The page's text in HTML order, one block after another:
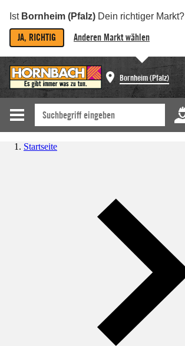
Ist Bornheim (Pfalz) Dein richtiger Markt?
JA, RICHTIG Anderen Markt wählen
Bornheim (Pfalz)
Startseite